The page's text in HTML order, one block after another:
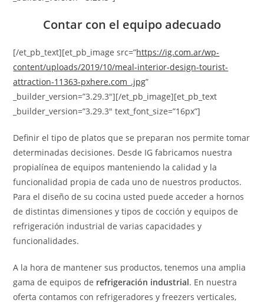
Contar con el equipo adecuado
[/et_pb_text][et_pb_image src=”https://ig.com.ar/wp-
content/uploads/2019/10/meal-interior-design-tourist-
attraction-11363-pxhere.com_.jpg”
_builder_version=”3.29.3″][/et_pb_image][et_pb_text
_builder_version=”3.29.3″ text_font_size=”16px”]
Definir el tipo de platos que se preparan nos permite tomar
determinadas decisiones. Desde IG fabricamos nuestra
propialínea de equipos manteniendo la calidad y la
funcionalidad propia de cada uno de nuestros productos.
Para el diseño de su cocina usted puede acceder a hornos
de distintas dimensiones y tipos de cocción y equipos de
refrigeración industrial de varias capacidades y
funcionalidades.
A la hora de mantener sus productos, tenemos una amplia
gama de equipos de refrigeración industrial. En nuestra
oferta contamos con refrigeradores y freezers verticales,